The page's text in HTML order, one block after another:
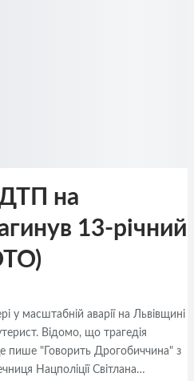
на
13-річний
у масштабній аварії на Львівщині
Відомо, що трагедія
пише "Говорить Дрогобиччина" з
Нацполіції Світлана…